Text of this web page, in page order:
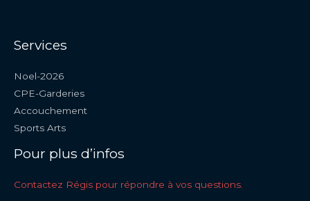
Services
Noel-2026
CPE-Garderies
Accouchement
Sports Arts
Pour plus d’infos
Contactez Régis pour répondre à vos questions.